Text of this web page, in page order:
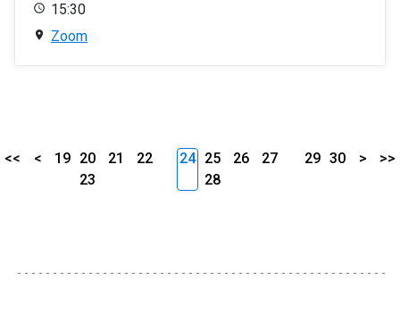
15:30
Zoom
<< < 19 20 21
22
23
24 25 26
27
28
29 30 > >>